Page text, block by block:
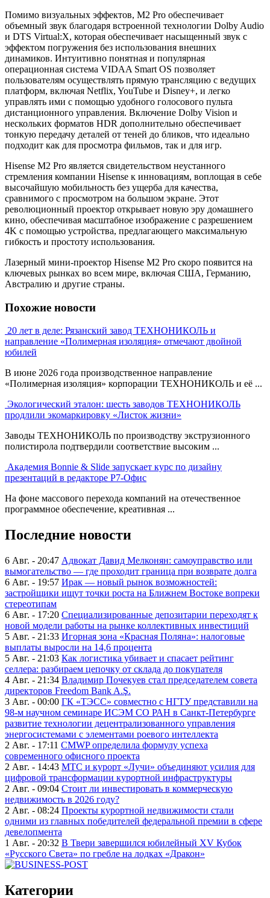
Помимо визуальных эффектов, M2 Pro обеспечивает
объемный звук благодаря встроенной технологии Dolby Audio
и DTS Virtual:X, которая обеспечивает насыщенный звук с
эффектом погружения без использования внешних
динамиков. Интуитивно понятная и популярная
операционная система VIDAA Smart OS позволяет
пользователям осуществлять прямую трансляцию с ведущих
платформ, включая Netflix, YouTube и Disney+, и легко
управлять ими с помощью удобного голосового пульта
дистанционного управления. Включение Dolby Vision и
нескольких форматов HDR дополнительно обеспечивает
тонкую передачу деталей от теней до бликов, что идеально
подходит как для просмотра фильмов, так и для игр.
Hisense M2 Pro является свидетельством неустанного
стремления компании Hisense к инновациям, воплощая в себе
высочайшую мобильность без ущерба для качества,
сравнимого с просмотром на большом экране. Этот
революционный проектор открывает новую эру домашнего
кино, обеспечивая масштабное изображение с разрешением
4K с помощью устройства, предлагающего максимальную
гибкость и простоту использования.
Лазерный мини-проектор Hisense M2 Pro скоро появится на
ключевых рынках во всем мире, включая США, Германию,
Австралию и другие страны.
Похожие новости
20 лет в деле: Рязанский завод ТЕХНОНИКОЛЬ и
направление «Полимерная изоляция» отмечают двойной
юбилей
В июне 2026 года производственное направление
«Полимерная изоляция» корпорации ТЕХНОНИКОЛЬ и её ...
Экологический эталон: шесть заводов ТЕХНОНИКОЛЬ
продлили экомаркировку «Листок жизни»
Заводы ТЕХНОНИКОЛЬ по производству экструзионного
полистирола подтвердили соответствие высоким ...
Академия Bonnie & Slide запускает курс по дизайну
презентаций в редакторе Р7-Офис
На фоне массового перехода компаний на отечественное
программное обеспечение, креативная ...
Последние новости
6 Авг. - 20:47 Адвокат Давид Мелконян: самоуправство или
вымогательство — где проходит граница при возврате долга
6 Авг. - 19:57 Ирак — новый рынок возможностей:
застройщики ищут точки роста на Ближнем Востоке вопреки
стереотипам
6 Авг. - 17:20 Специализированные депозитарии переходят к
новой модели работы на рынке коллективных инвестиций
5 Авг. - 21:33 Игорная зона «Красная Поляна»: налоговые
выплаты выросли на 14,6 процента
5 Авг. - 21:03 Как логистика убивает и спасает рейтинг
селлера: разбираем цепочку от склада до покупателя
4 Авг. - 21:34 Владимир Почекуев стал председателем совета
директоров Freedom Bank A.Ş.
3 Авг. - 00:00 ГК «ТЭСС» совместно с НГТУ представили на
98-м научном семинаре ИСЭМ СО РАН в Санкт-Петербурге
развитие технологии децентрализованного управления
энергосистемами с элементами роевого интеллекта
2 Авг. - 17:11 CMWP определила формулу успеха
современного офисного проекта
2 Авг. - 14:43 МТС и курорт «Лучи» объединяют усилия для
цифровой трансформации курортной инфраструктуры
2 Авг. - 09:04 Стоит ли инвестировать в коммерческую
недвижимость в 2026 году?
2 Авг. - 08:24 Проекты курортной недвижимости стали
одними из главных победителей федеральной премии в сфере
девелопмента
1 Авг. - 20:32 В Твери завершился юбилейный XV Кубок
«Русского Света» по гребле на лодках «Дракон»
Категории